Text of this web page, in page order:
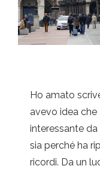
Ho amato
avevo idea che
interessante
sia perché ha
ricordi. Da un